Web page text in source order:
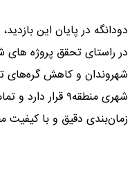
دودانگه در پایان این
در راستای تحقق پروژه
شهروندان و کاهش گره‌های
شهری منطقه۹
زمان‌بندی دقیق و با کیفیت